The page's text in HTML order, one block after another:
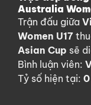
Australia
Trận đấu giữa
Women U17
Asian Cup sẽ
Bình luận viên:
Tỷ số hiện tại: